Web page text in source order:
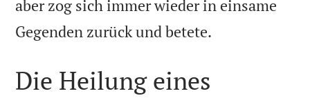
aber zog sich immer wieder in einsame
Gegenden zurück und betete.
Die Heilung eines